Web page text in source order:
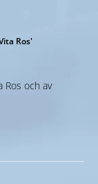
Ros'
Ros och av